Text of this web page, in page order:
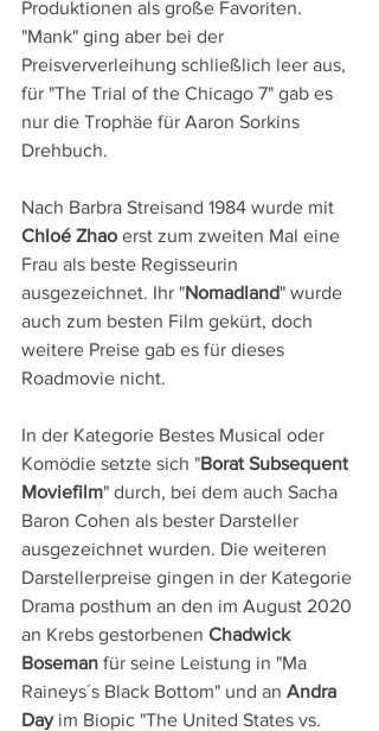
Produktionen als große Favoriten.
"Mank" ging aber bei der
Preisververleihung schließlich leer aus,
für "The Trial of the Chicago 7" gab es
nur die Trophäe für Aaron Sorkins
Drehbuch.
Nach Barbra Streisand 1984 wurde mit
Chloé Zhao erst zum zweiten Mal eine
Frau als beste Regisseurin
ausgezeichnet. Ihr "Nomadland" wurde
auch zum besten Film gekürt, doch
weitere Preise gab es für dieses
Roadmovie nicht.
In der Kategorie Bestes Musical oder
Komödie setzte sich "Borat Subsequent
Moviefilm" durch, bei dem auch Sacha
Baron Cohen als bester Darsteller
ausgezeichnet wurden. Die weiteren
Darstellerpreise gingen in der Kategorie
Drama posthum an den im August 2020
an Krebs gestorbenen Chadwick
Boseman für seine Leistung in "Ma
Raineys´s Black Bottom" und an Andra
Day im Biopic "The United States vs.